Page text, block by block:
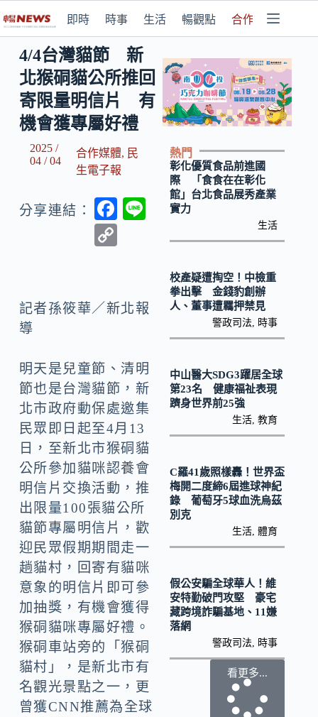
即時 時事 生活 暢觀點 合作媒體
4/4台灣貓節 新
北猴硐貓公所推回
寄限量明信片 有
機會獲專屬好禮
2025 /
04 / 04
合作媒體, 民
生電子報
分享連結：
F
o
o
y
k
記者孫筱華／新北報
導
明天是兒童節、清明
節也是台灣貓節，新
北市政府動保處邀集
民眾即日起至4月13
日，至新北市猴硐貓
公所參加貓咪認養會
明信片交換活動，推
出限量100張貓公所
貓節專屬明信片，歡
迎民眾假期期間走一
趟貓村，回寄有貓咪
意象的明信片即可參
加抽獎，有機會獲得
猴硐貓咪專屬好禮。
猴硐車站旁的「猴硐
貓村」，是新北市有
名觀光景點之一，更
曾獲CNN推薦為全球
熱門
彰化優質食品前進國
際 「食食在在彰化
館」台北食品展秀產業
實力
生活
校產疑遭掏空！中檢重
拳出擊 金錢豹創辦
人、董事遭羈押禁見
警政司法 時事
中山醫大SDG3躍居全球
第23名 健康福祉表現
躋身世界前25強
生活 ,教育
C羅41歲照樣轟！世界盃
梅開二度締6屆進球神紀
錄 葡萄牙5球血洗烏茲
別克
生活 ,體育
假公安騙全球華人！維
安特勤破門攻堅 豪宅
藏跨境詐騙基地、11嫌
落網
警政司法 時事
看更多...